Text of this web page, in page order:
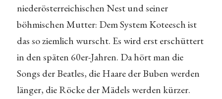
niederösterreichischen Nest und seiner
böhmischen Mutter: Dem System Koteesch ist
das so ziemlich wurscht. Es wird erst erschüttert
in den späten 60er-Jahren. Da hört man die
Songs der Beatles, die Haare der Buben werden
länger, die Röcke der Mädels werden kürzer.